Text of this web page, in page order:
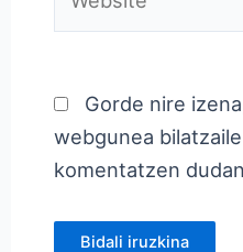
Gorde nire
webgunea
komentatzen